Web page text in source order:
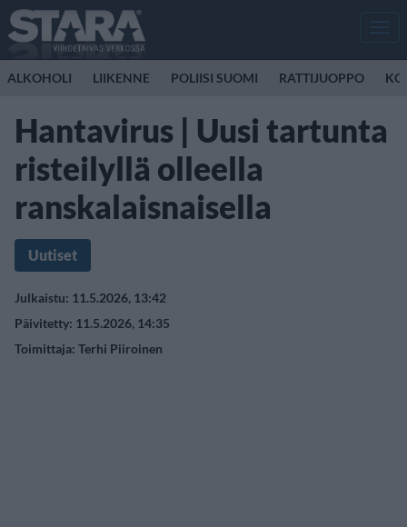
ALKOHOLI LIIKENNE POLIISI SUOMI RATTIJUOPPO
Hantavirus | Uusi tartunta
risteilyllä olleella
ranskalaisnaisella
Uutiset
Julkaistu: 11.5.2026, 13:42
Päivitetty: 11.5.2026, 14:35
Toimittaja: Terhi Piiroinen